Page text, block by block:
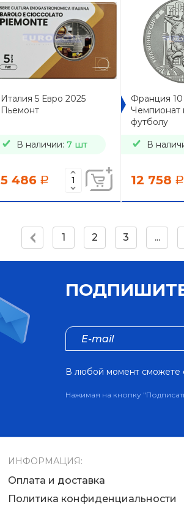
Италия 5 Евро 2025
Пьемонт
В наличии: 7 шт
5 486 a
Франция
Чемпионат
футболу
В
12 758 a
1 2 3 ...
В любой момент сможете
Нажимая на кнопку
ИНФОРМАЦИЯ:
Оплата и доставка
Политика конфиденциальности